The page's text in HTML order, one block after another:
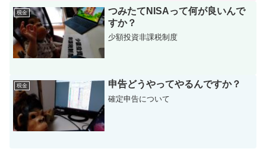
税金
つみたてNISAって何が良いんで
すか？
少額投資非課税制度
税金 申告どうやってやるんですか？
確定申告について